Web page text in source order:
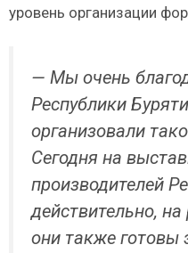
уровень организации
— Мы очень
Республики
организовали
Сегодня на
производителей
действительно,
они также готовы